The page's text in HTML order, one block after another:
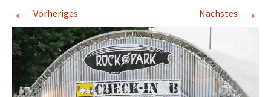
← Vorheriges Nächstes →